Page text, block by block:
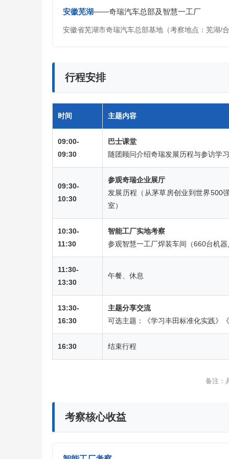
安徽芜湖——奇瑞汽车总部及智慧一工厂
安徽省芜湖市奇瑞汽车总部基地（考察地点：芜湖/
行程安排
时间 主题内容
09:00-
09:30
巴士课堂
随团顾问介绍奇瑞发展历程与参访学
09:30-
10:30
参观奇瑞企业展厅
发展历程（从茅草房创业到世界500
室）
10:30-
11:30
智能工厂实地考察
参观智慧一工厂焊装车间（660台机
11:30-
13:30
午餐、休息
13:30-
16:30
主题分享交流
可选主题：《学习丰田标准化实践》
16:30 结束行程
备注：
考察核心收益